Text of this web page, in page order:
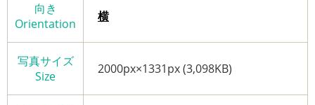
向き
Orientation
横
写真サイズ
Size
2000px×1331px (3,098KB)